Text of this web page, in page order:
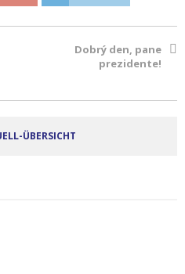
Dobrý den, pane
prezidente!
ÜBERSICHT